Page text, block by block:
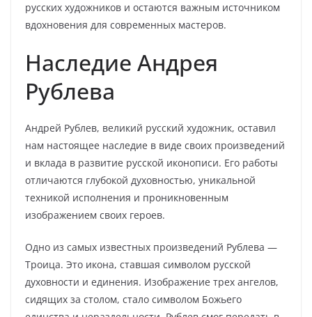
русских художников и остаются важным источником
вдохновения для современных мастеров.
Наследие Андрея
Рублева
Андрей Рублев, великий русский художник, оставил
нам настоящее наследие в виде своих произведений
и вклада в развитие русской иконописи. Его работы
отличаются глубокой духовностью, уникальной
техникой исполнения и проникновенным
изображением своих героев.
Одно из самых известных произведений Рублева —
Троица. Это икона, ставшая символом русской
духовности и единения. Изображение трех ангелов,
сидящих за столом, стало символом Божьего